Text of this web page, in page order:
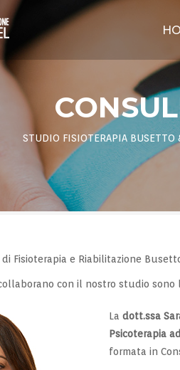
STUDIO FISIOTERAPIA BUSETTO
Fisioterapia e Riabilitazione
con il nostro studio
La dott.ssa
Psicoterapia
formata in